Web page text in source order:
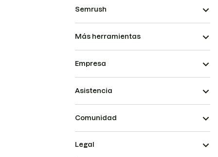
Semrush
Más herramientas
Empresa
Asistencia
Comunidad
Legal